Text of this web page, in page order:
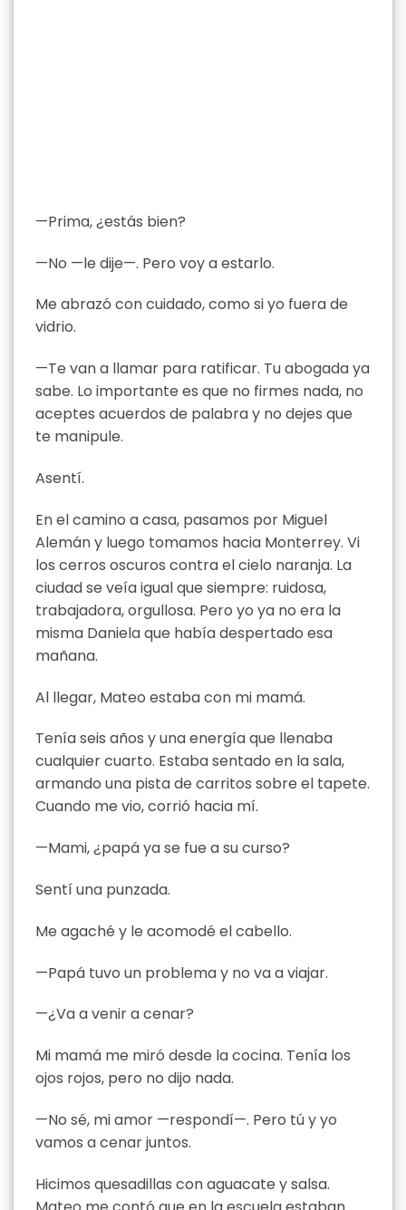
—Prima, ¿estás bien?
—No —le dije—. Pero voy a estarlo.
Me abrazó con cuidado, como si yo fuera de
vidrio.
—Te van a llamar para ratificar. Tu abogada ya
sabe. Lo importante es que no firmes nada, no
aceptes acuerdos de palabra y no dejes que
te manipule.
Asentí.
En el camino a casa, pasamos por Miguel
Alemán y luego tomamos hacia Monterrey. Vi
los cerros oscuros contra el cielo naranja. La
ciudad se veía igual que siempre: ruidosa,
trabajadora, orgullosa. Pero yo ya no era la
misma Daniela que había despertado esa
mañana.
Al llegar, Mateo estaba con mi mamá.
Tenía seis años y una energía que llenaba
cualquier cuarto. Estaba sentado en la sala,
armando una pista de carritos sobre el tapete.
Cuando me vio, corrió hacia mí.
—Mami, ¿papá ya se fue a su curso?
Sentí una punzada.
Me agaché y le acomodé el cabello.
—Papá tuvo un problema y no va a viajar.
—¿Va a venir a cenar?
Mi mamá me miró desde la cocina. Tenía los
ojos rojos, pero no dijo nada.
—No sé, mi amor —respondí—. Pero tú y yo
vamos a cenar juntos.
Hicimos quesadillas con aguacate y salsa.